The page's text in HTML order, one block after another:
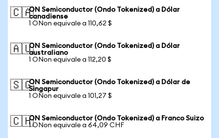
🇨🇦ON Semiconductor (Ondo Tokenized) a Dólar
canadiense
1 ONon equivale a 110,62 $
🇦🇺ON Semiconductor (Ondo Tokenized) a Dólar
australiano
1 ONon equivale a 112,20 $
🇸🇬ON Semiconductor (Ondo Tokenized) a Dólar de
Singapur
1 ONon equivale a 101,27 $
🇨🇭ON Semiconductor (Ondo Tokenized) a Franco Suizo
1 ONon equivale a 64,09 CHF